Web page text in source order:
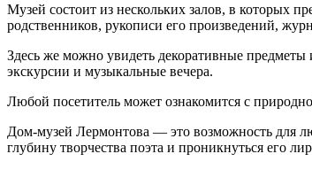
Музей состоит из нескольких залов, в которых
родственников, рукописи его произведений,
Здесь же можно увидеть декоративные
экскурсии и музыкальные вечера.
Любой посетитель может ознакомится с
Дом-музей Лермонтова — это возможность для
глубину творчества поэта и проникнуться его